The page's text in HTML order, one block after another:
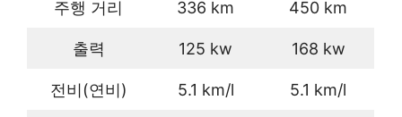
주행 거리 336 km 450 km
출력 125 kw 168 kw
전비(연비) 5.1 km/l 5.1 km/l